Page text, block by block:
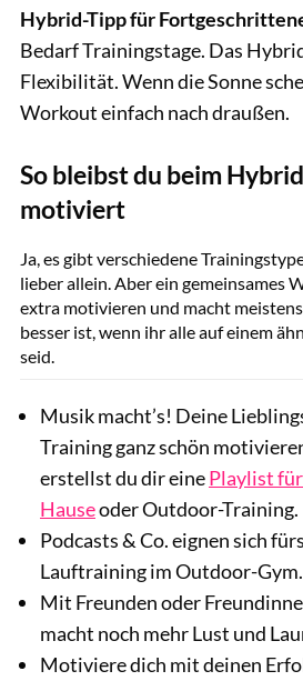
Hybrid-Tipp für
Bedarf Trainingstage. Das
Flexibilität. Wenn die Sonne
Workout einfach nach draußen.
So bleibst du beim
motiviert
Ja, es gibt verschiedene
lieber allein. Aber ein gemeinsames
extra motivieren und macht
besser ist, wenn ihr alle auf einem
seid.
Musik macht’s! Deine
Training ganz schön
erstellst du dir einePlaylist
Hauseoder Outdoor-Training.
Podcasts & Co. eignen sich
Lauftraining im Outdoor-Gym.
Mit Freunden oder
macht noch mehr Lust und
Motiviere dich mit deinen